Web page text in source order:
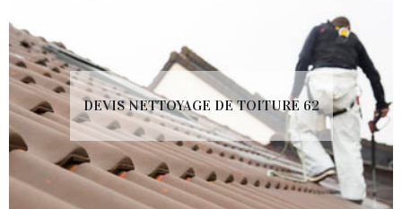
DEVIS NETTOYAGE DE TOITURE 62